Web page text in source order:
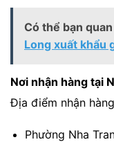
Có thể bạn
Long xuất khẩu
Nơi nhận hàng tại
Địa điểm nhận
Phường Nha